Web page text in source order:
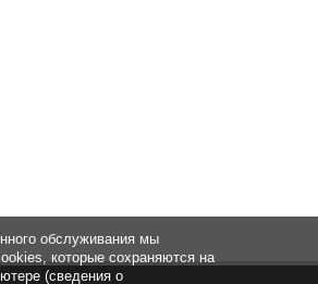
обслуживания мы
которые сохраняются на
(сведения о